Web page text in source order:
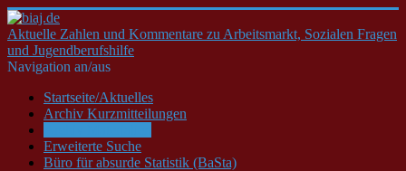
Aktuelle Zahlen und Kommentare zu Arbeitsmarkt, Sozialen Fragen
und Jugendberufshilfe
Navigation an/aus
Startseite/Aktuelles
Archiv Kurzmitteilungen
Erweiterte Suche
Büro für absurde Statistik (BaSta)